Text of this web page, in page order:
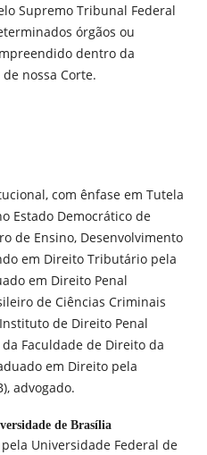
Supremo Tribunal Federal
órgãos ou
dentro da
nossa Corte.
com ênfase em Tutela
Estado Democrático de
de Ensino, Desenvolvimento
em Direito Tributário pela
em Direito Penal
de Ciências Criminais
de Direito Penal
da Faculdade de Direito da
em Direito pela
advogado.
de Brasília
Universidade Federal de